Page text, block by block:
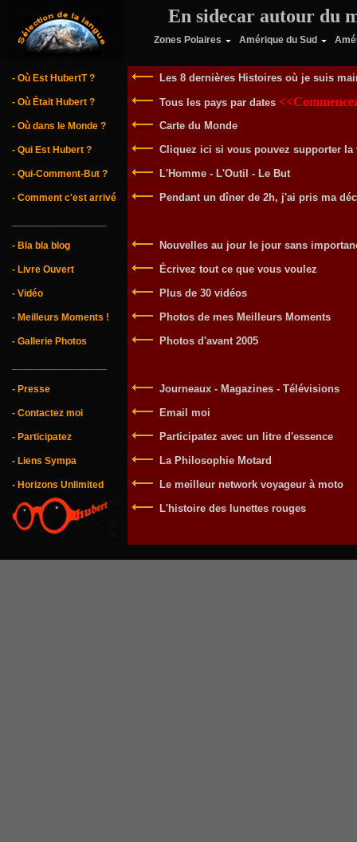
En sidecar autour du
Zones Polaires Amérique du Sud
- Où Est HubertT ?
- Où Était Hubert ?
- Où dans le Monde ?
- Qui Est Hubert ?
- Qui-Comment-But ?
- Comment c'est arrivé
- Bla bla blog
- Livre Ouvert
- Vidéo
- Meilleurs Moments !
- Gallerie Photos
- Presse
- Contactez moi
- Participatez
- Liens Sympa
- Horizons Unlimited
Les 8 dernières Histoires où je suis
Tous les pays par dates
Carte du Monde
Cliquez ici si vous pouvez supporter la
L'Homme - L'Outil - Le But
Pendant un dîner de 2h, j'ai pris ma
Nouvelles au jour le jour sans
Écrivez tout ce que vous voulez
Plus de 30 vidéos
Photos de mes Meilleurs Moments
Photos d'avant 2005
Journeaux - Magazines - Télévisions
Email moi
Participatez avec un litre d'essence
La Philosophie Motard
Le meilleur network voyageur à moto
L'histoire des lunettes rouges